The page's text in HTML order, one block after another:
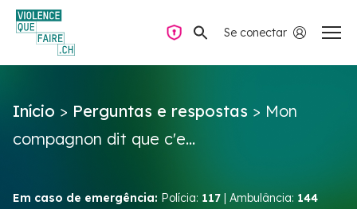
Se conectar
Perguntas e respostas
Navegação privada
Início > Perguntas e respostas > Mon
compagnon dit que c'e...
Em caso de emergência: Polícia: 117 | Ambulância: 144